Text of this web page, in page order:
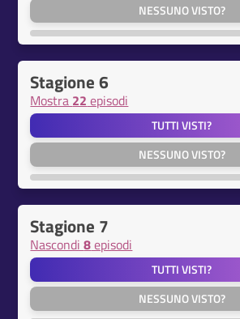
NESSUNO VISTO?
Stagione 6
Mostra 22 episodi
TUTTI VISTI?
NESSUNO VISTO?
Stagione 7
Nascondi8episodi
TUTTI VISTI?
NESSUNO VISTO?